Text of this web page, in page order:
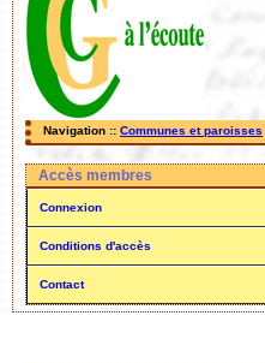
Navigation :: Communes et paroisses
Accès membres
Connexion
Conditions d'accès
Contact